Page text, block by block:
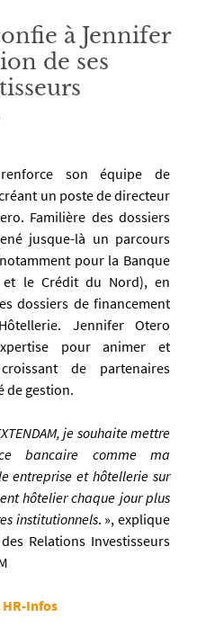
à Jennifer
de ses
renforce son équipe de
un poste de directeur
Familière des dossiers
jusque-là un parcours
pour la Banque
et le Crédit du Nord), en
dossiers de financement
Jennifer Otero
pour animer et
de partenaires
de gestion.
je souhaite mettre
bancaire comme ma
entreprise et hôtellerie sur
hôtelier chaque jour plus
institutionnels. », explique
Relations Investisseurs
Infos